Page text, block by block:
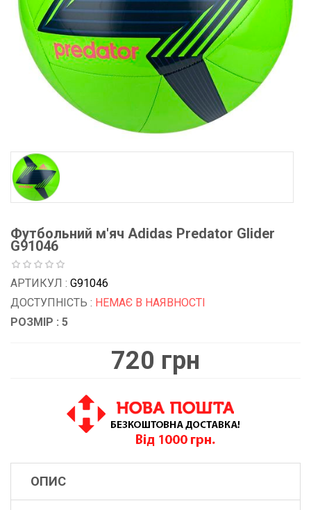
Футбольний м'яч Adidas Predator Glider
G91046
АРТИКУЛ : G91046
ДОСТУПНІСТЬ : НЕМАЄ В НАЯВНОСТІ
РОЗМІР : 5
720 грн
ОПИС